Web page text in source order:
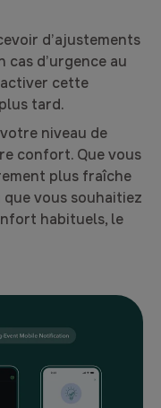
d’ajustements
d’urgence au
cette
tard.
niveau de
confort. Que vous
plus fraîche
vous souhaitiez
habituels, le